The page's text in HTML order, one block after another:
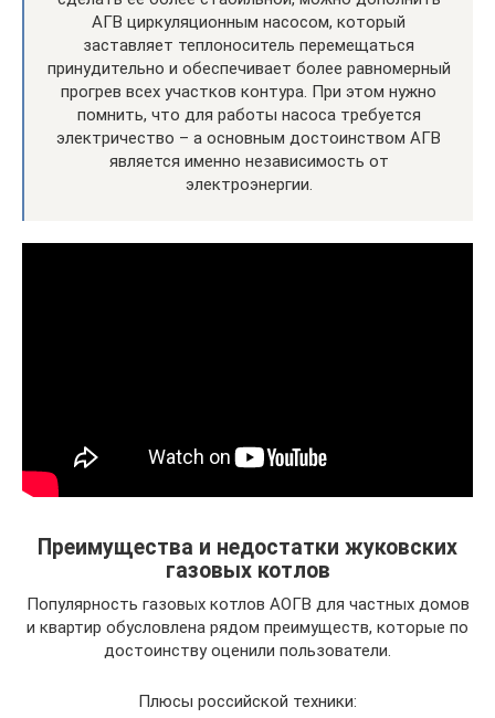
АГВ циркуляционным насосом, который
заставляет теплоноситель перемещаться
принудительно и обеспечивает более равномерный
прогрев всех участков контура. При этом нужно
помнить, что для работы насоса требуется
электричество – а основным достоинством АГВ
является именно независимость от
электроэнергии.
Преимущества и недостатки жуковских
газовых котлов
Популярность газовых котлов АОГВ для частных домов
и квартир обусловлена рядом преимуществ, которые по
достоинству оценили пользователи.
Плюсы российской техники: